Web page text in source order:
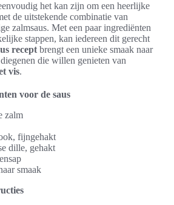
het kan zijn om een heerlijke
de uitstekende combinatie van
zalmsaus. Met een paar ingrediënten
stappen, kan iedereen dit gerecht
recept brengt een unieke smaak naar
die willen genieten van
vis.
voor de saus
zalm
fijngehakt
dille, gehakt
smaak